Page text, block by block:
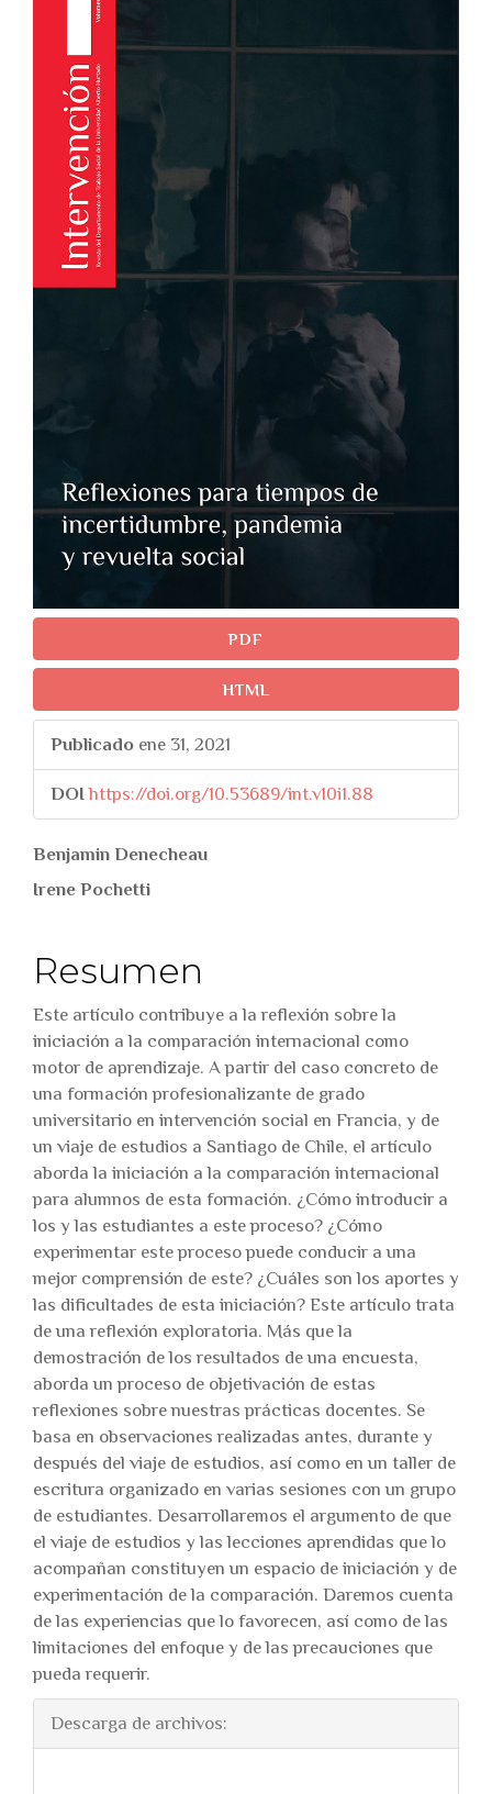
PDF
HTML
Publicado ene 31, 2021
DOI https://doi.org/10.53689/int.v10i1.88
Benjamin Denecheau
Irene Pochetti
Resumen
Este artículo contribuye a la reflexión sobre la
iniciación a la comparación internacional como
motor de aprendizaje. A partir del caso concreto de
una formación profesionalizante de grado
universitario en intervención social en Francia, y de
un viaje de estudios a Santiago de Chile, el artículo
aborda la iniciación a la comparación internacional
para alumnos de esta formación. ¿Cómo introducir a
los y las estudiantes a este proceso? ¿Cómo
experimentar este proceso puede conducir a una
mejor comprensión de este? ¿Cuáles son los aportes y
las dificultades de esta iniciación? Este artículo trata
de una reflexión exploratoria. Más que la
demostración de los resultados de una encuesta,
aborda un proceso de objetivación de estas
reflexiones sobre nuestras prácticas docentes. Se
basa en observaciones realizadas antes, durante y
después del viaje de estudios, así como en un taller de
escritura organizado en varias sesiones con un grupo
de estudiantes. Desarrollaremos el argumento de que
el viaje de estudios y las lecciones aprendidas que lo
acompañan constituyen un espacio de iniciación y de
experimentación de la comparación. Daremos cuenta
de las experiencias que lo favorecen, así como de las
limitaciones del enfoque y de las precauciones que
pueda requerir.
Descarga de archivos: